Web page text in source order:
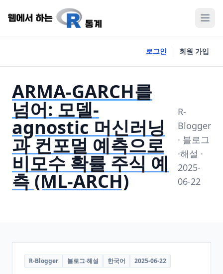
로그인 회원 가입
ARMA-GARCH를
넘어: 모델-
agnostic 머신러닝
과 컨포멀 예측으로
비모수 확률 주식 예
측 (ML-ARCH)
R-
Blogger
· 블로그
·해설 ·
2025-
06-22
R-Blogger 블로그·해설 한국어 2025-06-22